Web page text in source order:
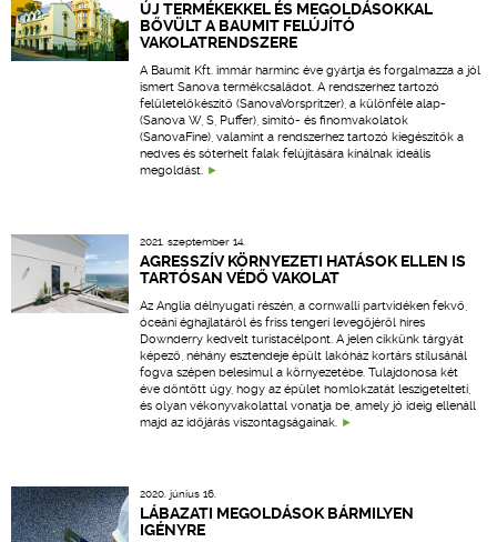
ÚJ TERMÉKEKKEL ÉS MEGOLDÁSOKKAL
BŐVÜLT A BAUMIT FELÚJÍTÓ
VAKOLATRENDSZERE
A Baumit Kft. immár harminc éve gyártja és forgalmazza a jól
ismert Sanova termékcsaládot. A rendszerhez tartozó
felületelőkészítő (SanovaVorspritzer), a különféle alap-
(Sanova W, S, Puffer), simító- és finomvakolatok
(SanovaFine), valamint a rendszerhez tartozó kiegészítők a
nedves és sóterhelt falak felújítására kínálnak ideális
megoldást.
2021. szeptember 14.
AGRESSZÍV KÖRNYEZETI HATÁSOK ELLEN IS
TARTÓSAN VÉDŐ VAKOLAT
Az Anglia délnyugati részén, a cornwalli partvidéken fekvő,
óceáni éghajlatáról és friss tengeri levegőjéről híres
Downderry kedvelt turistacélpont. A jelen cikkünk tárgyát
képező, néhány esztendeje épült lakóház kortárs stílusánál
fogva szépen belesimul a környezetébe. Tulajdonosa két
éve döntött úgy, hogy az épület homlokzatát leszigetelteti,
és olyan vékonyvakolattal vonatja be, amely jó ideig ellenáll
majd az időjárás viszontagságainak.
2020. június 16.
LÁBAZATI MEGOLDÁSOK BÁRMILYEN
IGÉNYRE